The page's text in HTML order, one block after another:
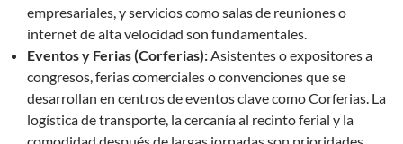
empresariales, y servicios como salas de reuniones o
internet de alta velocidad son fundamentales.
Eventos y Ferias (Corferias):Asistentes o expositores a
congresos, ferias comerciales o convenciones que se
desarrollan en centros de eventos clave como Corferias. La
logística de transporte, la cercanía al recinto ferial y la